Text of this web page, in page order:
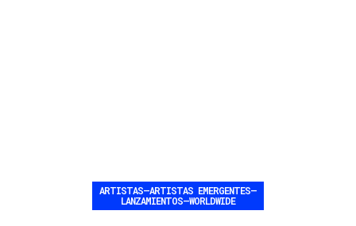
ARTISTAS–ARTISTAS EMERGENTES–
LANZAMIENTOS–WORLDWIDE